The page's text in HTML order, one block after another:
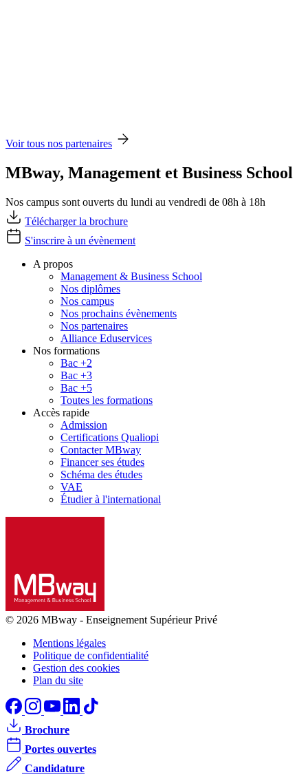
Voir tous nos partenaires
MBway, Management et Business School
Nos campus sont ouverts du lundi au vendredi de 08h à 18h
Télécharger la brochure
S'inscrire à un évènement
A propos
Management & Business School
Nos diplômes
Nos campus
Nos prochains évènements
Nos partenaires
Alliance Eduservices
Nos formations
Bac +2
Bac +3
Bac +5
Toutes les formations
Accès rapide
Admission
Certifications Qualiopi
Contacter MBway
Financer ses études
Schéma des études
VAE
Étudier à l'international
© 2026 MBway - Enseignement Supérieur Privé
Mentions légales
Politique de confidentialité
Gestion des cookies
Plan du site
Brochure
Portes ouvertes
Candidature